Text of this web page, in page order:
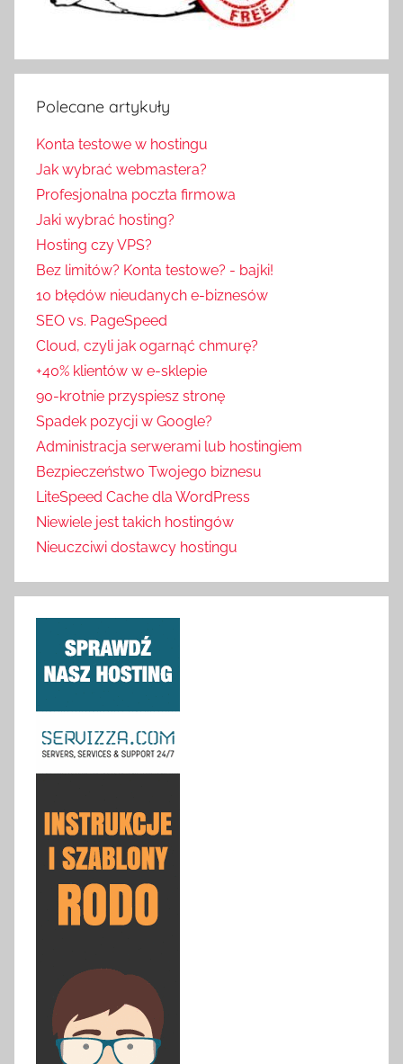
Polecane artykuły
Konta testowe w hostingu
Jak wybrać webmastera?
Profesjonalna poczta firmowa
Jaki wybrać hosting?
Hosting czy VPS?
Bez limitów? Konta testowe? - bajki!
10 błędów nieudanych e-biznesów
SEO vs. PageSpeed
Cloud, czyli jak ogarnąć chmurę?
+40% klientów w e-sklepie
90-krotnie przyspiesz stronę
Spadek pozycji w Google?
Administracja serwerami lub hostingiem
Bezpieczeństwo Twojego biznesu
LiteSpeed Cache dla WordPress
Niewiele jest takich hostingów
Nieuczciwi dostawcy hostingu